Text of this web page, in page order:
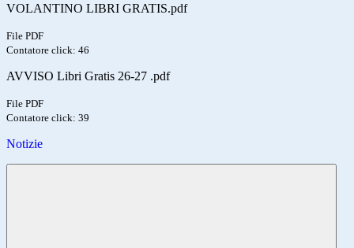
VOLANTINO LIBRI GRATIS.pdf
File PDF
Contatore click: 46
AVVISO Libri Gratis 26-27 .pdf
File PDF
Contatore click: 39
Notizie